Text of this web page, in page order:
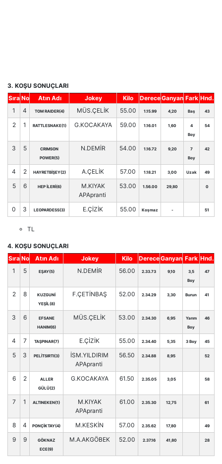
3. KOŞU SONUÇLARI
Sıra No Atın Adı Jokey Kilo DereceGanyan Fark Hnd.
1
4 TOM RAIDER(4) MÜS.ÇELİK 55.00 1.15.99 4,20 Baş 43
2 1 RATTLESNAKE(1) G.KOCAKAYA 59.00 1.16.01 1,60
4
Boy
54
3 5
CRIMSON
POWER(5)
N.DEMİR 54.00 1.16.72 9,20
7
Boy
42
4 2 HAYRETBİŞEY(2) A.ÇELİK 57.00 1.18.21 3,00 Uzak 49
5 6 HEP İLERİ(6)
M.KIYAK
APApranti
53.00 1.56.00 29,80 0
0 3 LEOPARDESS(3) E.ÇİZİK 55.00 Koşmaz - 51
TL
4. KOŞU SONUÇLARI
Sıra No Atın Adı Jokey Kilo DereceGanyan Fark Hnd.
1
5 EŞAY(5) N.DEMİR 56.00 2.33.73 9,10
3,5
Boy
47
2 8
KUZGUNİ
YEŞİL(8)
F.ÇETİNBAŞ 52.00 2.34.29 3,30 Burun 41
3 6
EFSANE
HANIM(6)
MÜS.ÇELİK 53.00 2.34.30 6,95
Yarım
Boy
46
4 7 TAŞPINAR(7) E.ÇİZİK 55.00 2.34.40 5,35 3 Boy 45
5 3 PELİTSIRTI(3)
İSM.YILDIRIM
APApranti
56.50 2.34.88 8,95 52
6 2
ALLER
GÜLÜ(2)
G.KOCAKAYA 61.50 2.35.05 3,05 58
7 1 ALTINEKEN(1)
M.KIYAK
APApranti
61.00 2.35.30 12,75 61
8 4 PONÇİKTAY(4) M.KESKİN 57.00 2.35.62 17,80 49
9 9
GÖKNAZ
ECE(9)
M.A.AKGÖBEK 52.00 2.37.16 41,80 28